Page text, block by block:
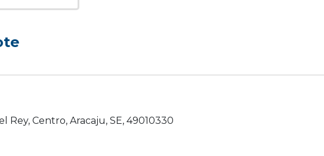
Rey, Centro, Aracaju, SE, 49010330